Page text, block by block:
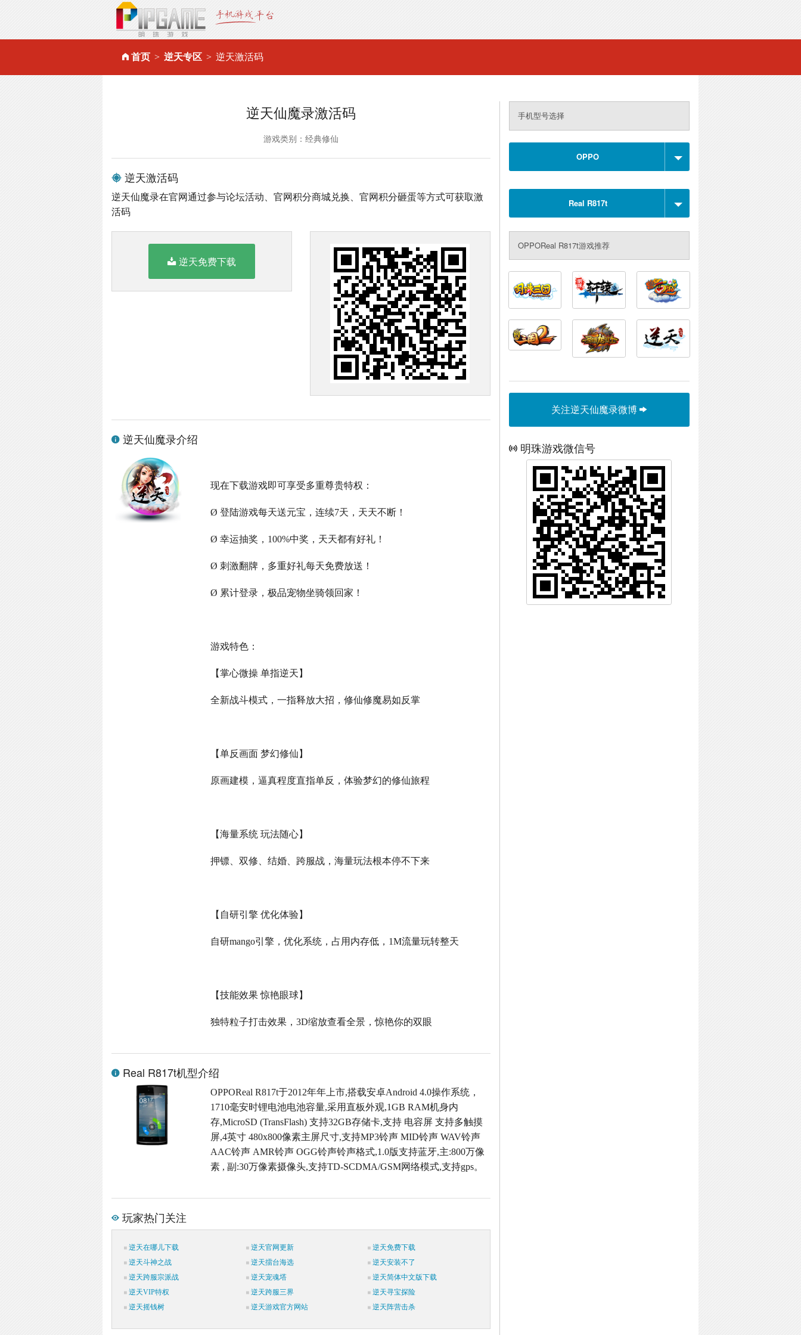
首页 逆天专区 逆天激活码
逆天仙魔录激活码
游戏类别：经典修仙
逆天激活码
逆天仙魔录在官网通过参与论坛活动、官网积分商城兑换、官网积分砸蛋等方式可获取激
活码
逆天免费下载
逆天仙魔录介绍
现在下载游戏即可享受多重尊贵特权：
Ø 登陆游戏每天送元宝，连续7天，天天不断！
Ø 幸运抽奖，100%中奖，天天都有好礼！
Ø 刺激翻牌，多重好礼每天免费放送！
Ø 累计登录，极品宠物坐骑领回家！
游戏特色：
【掌心微操 单指逆天】
全新战斗模式，一指释放大招，修仙修魔易如反掌
【单反画面 梦幻修仙】
原画建模，逼真程度直指单反，体验梦幻的修仙旅程
【海量系统 玩法随心】
押镖、双修、结婚、跨服战，海量玩法根本停不下来
【自研引擎 优化体验】
自研mango引擎，优化系统，占用内存低， 1M流量玩转整天
【技能效果 惊艳眼球】
独特粒子打击效果，3D缩放查看全景，惊艳你的双眼
Real R817t机型介绍
OPPOReal R817t于2012年年上市,搭载安卓Android 4.0操作系统，
1710毫安时锂电池电池容量,采用直板外观,1GB RAM机身内
存,MicroSD (TransFlash) 支持32GB存储卡,支持 电容屏 支持多触摸
屏,4英寸 480x800像素主屏尺寸,支持MP3铃声 MID铃声 WAV铃声
AAC铃声 AMR铃声 OGG铃声铃声格式,1.0版支持蓝牙,主:800万像
素 , 副:30万像素摄像头,支持TD-SCDMA/GSM网络模式,支持gps。
玩家热门关注
逆天在哪儿下载 逆天官网更新
逆天免费下载
逆天斗神之战
逆天擂台海选
逆天安装不了
逆天跨服宗派战
逆天宠魂塔
逆天简体中文版下载
逆天VIP特权
逆天跨服三界
逆天寻宝探险
逆天摇钱树
逆天游戏官方网站 逆天阵营击杀
手机型号选择
OPPO
Real R817t
OPPOReal R817t游戏推荐
关注逆天仙魔录微博
明珠游戏微信号